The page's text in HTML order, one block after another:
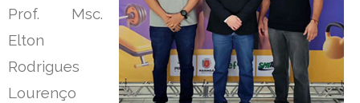
Prof. Msc.
Elton
Rodrigues
Lourenço